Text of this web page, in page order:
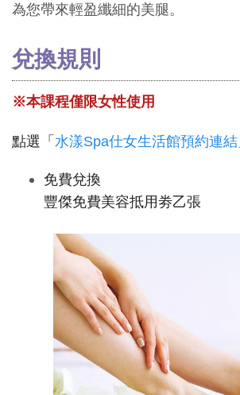
為您帶來輕盈纖細的美腿。
兌換規則
※本課程僅限女性使用
點選「 水漾Spa仕女生活館預約連結
免費兌換
豐傑免費美容抵用劵乙張